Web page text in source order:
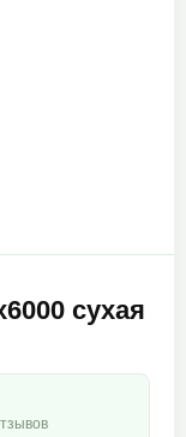
сухая